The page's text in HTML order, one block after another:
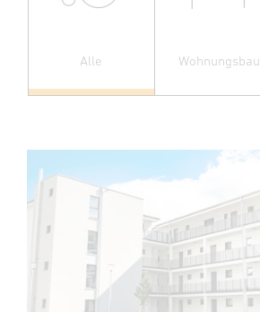
Alle Wohnungsbau